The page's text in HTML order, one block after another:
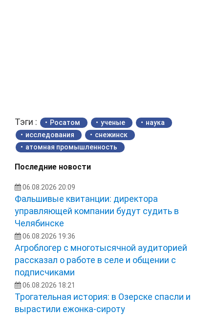
Тэги : Росатом ученые
наука
исследования
снежинск
атомная промышленность
Последние новости
06.08.2026 20:09
Фальшивые квитанции: директора
управляющей компании будут судить в
Челябинске
06.08.2026 19:36
Агроблогер с многотысячной аудиторией
рассказал о работе в селе и общении с
подписчиками
06.08.2026 18:21
Трогательная история: в Озерске спасли и
вырастили ежонка‑сироту